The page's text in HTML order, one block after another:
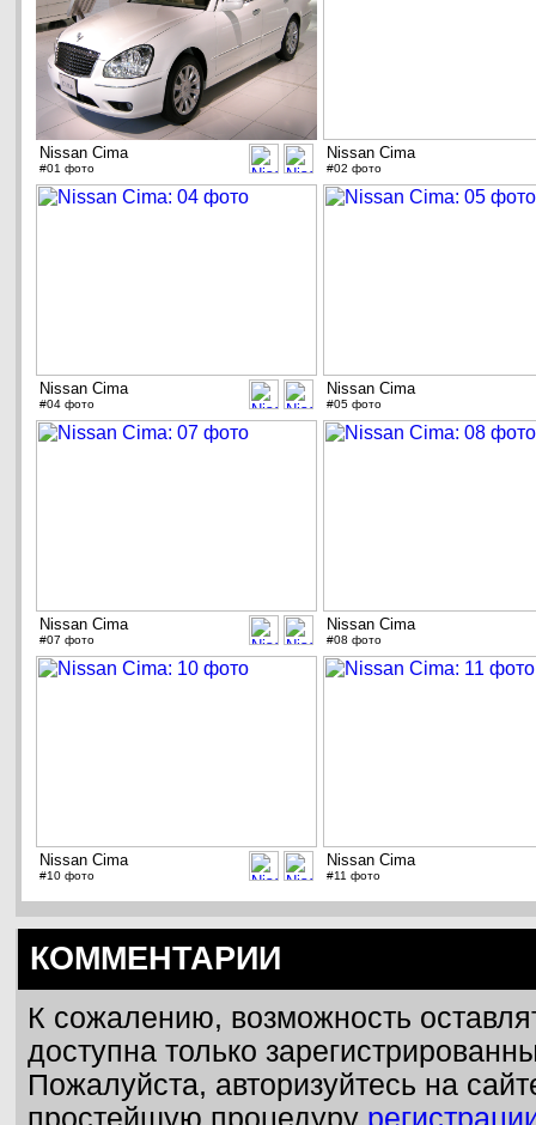
Nissan Cima
#01 фото
Nissan Cima
#02 фото
Nissan Cima
#04 фото
Nissan Cima
#05 фото
Nissan Cima
#07 фото
Nissan Cima
#08 фото
Nissan Cima
#10 фото
Nissan Cima
#11 фото
КОММЕНТАРИИ
К сожалению, возможность
доступна только
Пожалуйста, авторизуйтесь на